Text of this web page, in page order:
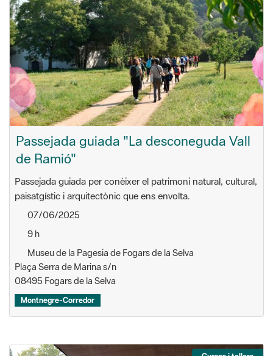
Passejada guiada "La desconeguda Vall
de Ramió"
Passejada guiada per conèixer el patrimoni natural, cultural,
paisatgístic i arquitectònic que ens envolta.
07/06/2025
9 h
Museu de la Pagesia de Fogars de la Selva
Plaça Serra de Marina s/n
08495 Fogars de la Selva
Montnegre-Corredor